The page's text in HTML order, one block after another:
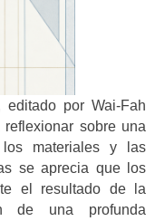
editado por Wai-Fah
sobre una
materiales y las
se aprecia que los
el resultado de la
de una profunda